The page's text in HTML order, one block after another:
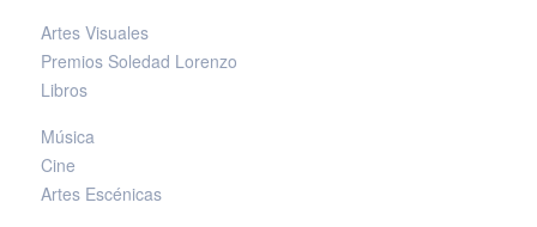
Artes Visuales
Premios Soledad Lorenzo
Libros
Música
Cine
Artes Escénicas